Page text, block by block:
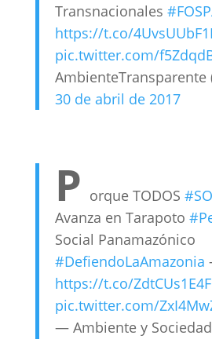
Transnacionales
https://t.co/
pic.twitter.com/
AmbienteTransparente
30 de abril de 2017
P orque TODOS
Avanza en Tarapoto
Social Panamazónico
#DefiendoLaAmazonia
https://t.co/ZdtCUs1E4F
pic.twitter.com/
— Ambiente y Sociedad